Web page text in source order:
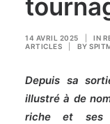
14 AVRIL 2025 IN
ARTICLES
BY
Depuis sa
illustré à de
riche et ses